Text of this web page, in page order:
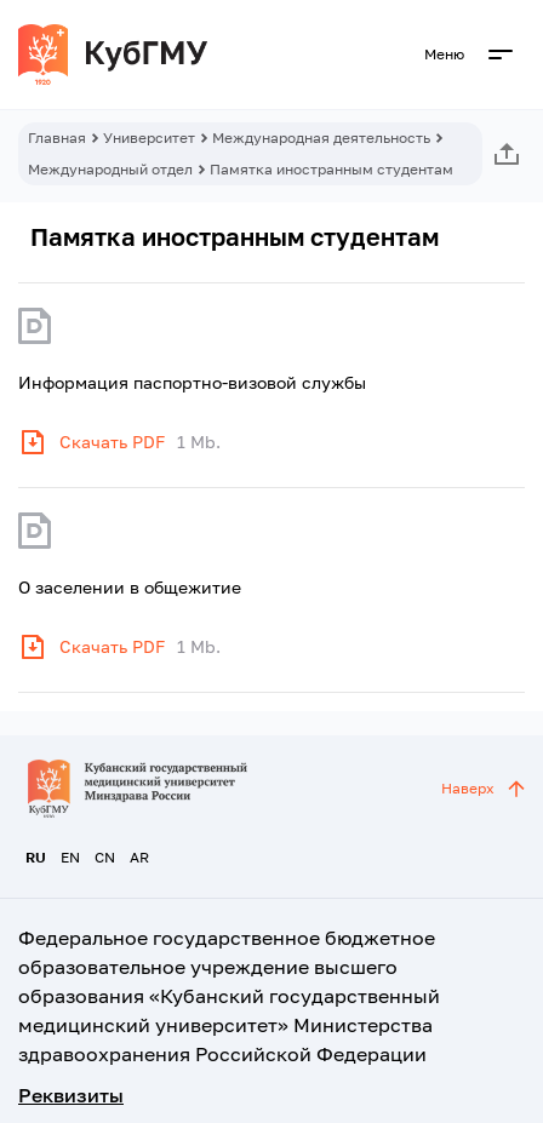
Меню
Главная Университет
Международная деятельность
Международный отдел
Памятка иностранным студентам
Памятка иностранным студентам
Информация паспортно-визовой службы
Скачать PDF 1 Mb.
О заселении в общежитие
Скачать PDF 1 Mb.
RU EN CN AR
Наверх
Федеральное государственное бюджетное
образовательное учреждение высшего
образования «Кубанский государственный
медицинский университет» Министерства
здравоохранения Российской Федерации
Реквизиты